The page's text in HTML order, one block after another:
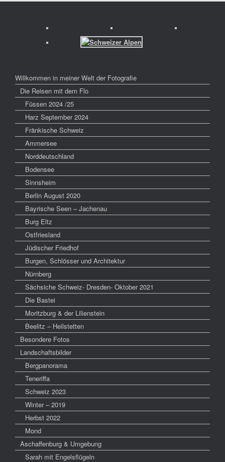
Willkommen in meiner Welt der Fotografie
Die Reisen mit dem Flo
Füssen 2024 /25
Harz September 2024
Fränkische Schweiz
Ammersee
Norddeutschland
Bodensee
Sinnsheim
Berlin August 2020
Bayrische Seen – Jachenau
Burg Eltz
Ostfriesland
Jüdischer Friedhof
Burgen, Schlösser und Architektur
Nürnberg
Sächsiche Schweiz- Dresden- Oktober 2021
Die Bastei
Moritzburg & der Lilienstein
Beelitz – Heilstetten
Besondere Fotos
Landschaftsbilder
Bergpanorama
Teneriffa
Schweiz 2023
Winter – 2019
Herbst 2022
Mond
Aschaffenburg & Umgebung
Sarah mit Engelsflügeln